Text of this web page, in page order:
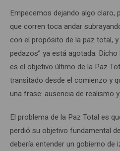
Empecemos dejando algo claro,
que corren toca andar
con el propósito de la paz total,
pedazos” ya está agotada.
es el objetivo último de la Paz
transitado desde el comienzo y
una frase: ausencia de realismo
El problema de la Paz Total es
perdió su objetivo fundamental
debería entender un gobierno de